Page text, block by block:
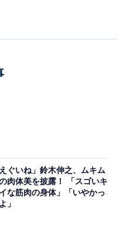
えぐいね」鈴木伸之、ムキム
肉体美を披露！ 「スゴいキ
な筋肉の身体」「いやかっ
」